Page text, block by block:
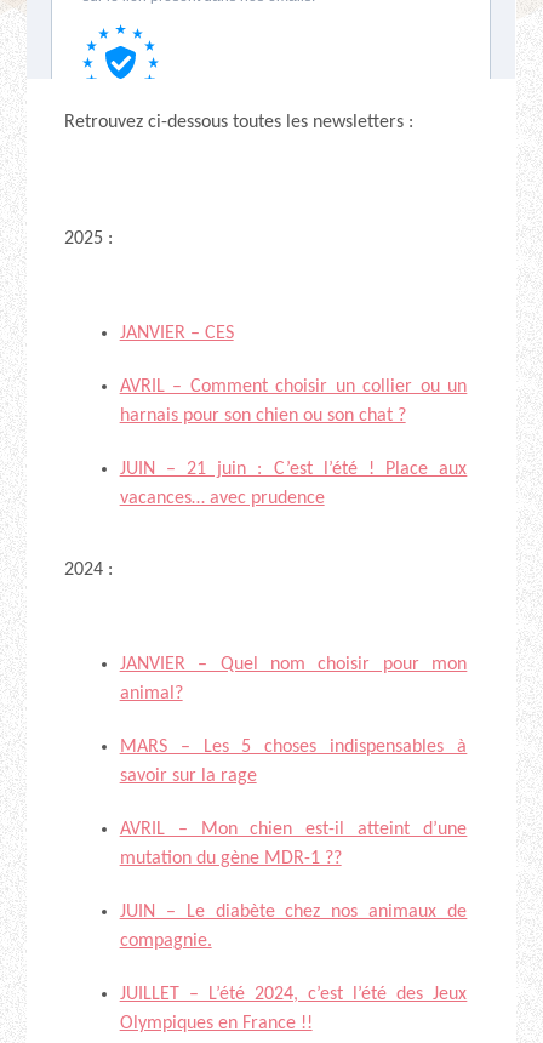
Retrouvez ci-dessous toutes les newsletters :
2025 :
JANVIER – CES
AVRIL – Comment choisir un collier ou un
harnais pour son chien ou son chat ?
JUIN – 21 juin : C’est l’été ! Place aux
vacances… avec prudence
2024 :
JANVIER – Quel nom choisir pour mon
animal?
MARS – Les 5 choses indispensables à
savoir sur la rage
AVRIL – Mon chien est-il atteint d’une
mutation du gène MDR-1 ??
JUIN – Le diabète chez nos animaux de
compagnie.
JUILLET – L’été 2024, c’est l’été des Jeux
Olympiques en France !!